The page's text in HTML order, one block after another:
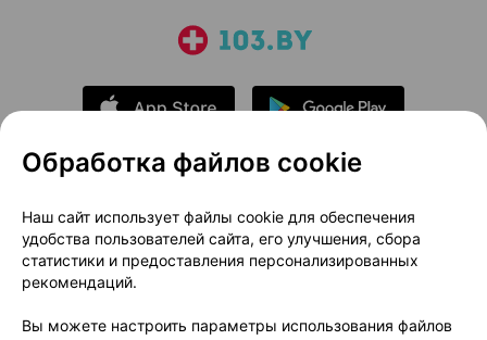
О проекте
Новости проекта
Размещение рекламы
Медицинский маркетинг
Публичный договор
Доставка
Способы оплаты
Вакансии Партнеры
Обработка файлов cookie
Наш сайт использует файлы cookie для обеспечения
удобства пользователей сайта, его улучшения, сбора
статистики и предоставления персонализированных
рекомендаций.
Вы можете настроить параметры использования файлов